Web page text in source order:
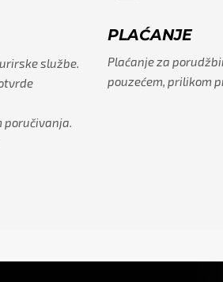
službe.
poručivanja.
PLAĆANJE
Plaćanje za
pouzećem, prilikom